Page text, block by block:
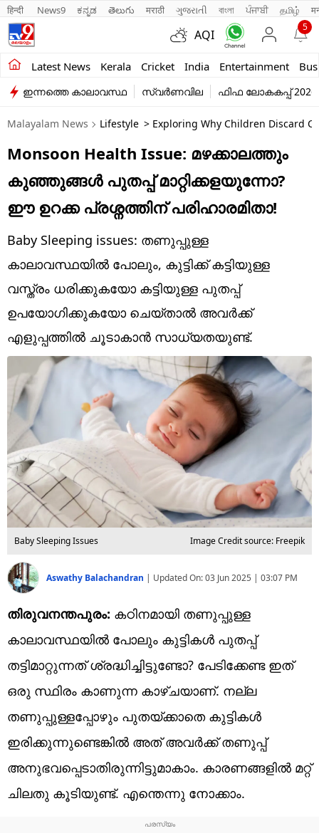
हिन्दी News9 ಕನ್ನಡ తెలుగు मराठी ગુજરાતી বাংলা ਪੰਜਾਬੀ தமிழ்
AQI
5
Latest News Kerala Cricket India Entertainment
Kerala
India
Entertainment
Business
Education
Lifestyle
world
Technology
Religion
Web Story
Photo
Short Videos
ഇന്നത്തെ കാലാവസ്ഥ സ്വർണവില ഫിഫ ലോകകപ്പ് 2026
Malayalam News Lifestyle > Exploring Why Children Discard
Monsoon Health Issue: മഴക്കാലത്തും
കുഞ്ഞുങ്ങൾ പുതപ്പ് മാറ്റിക്കളയുന്നോ?
ഈ ഉറക്ക പ്രശ്നത്തിന് പരിഹാരമിതാ!
Baby Sleeping issues: തണുപ്പുള്ള
കാലാവസ്ഥയിൽ പോലും, കുട്ടിക്ക് കട്ടിയുള്ള
വസ്ത്രം ധരിക്കുകയോ കട്ടിയുള്ള പുതപ്പ്
ഉപയോഗിക്കുകയോ ചെയ്താൽ അവർക്ക്
എളുപ്പത്തിൽ ചൂടാകാൻ സാധ്യതയുണ്ട്.
Baby Sleeping Issues Image Credit source: Freepik
Aswathy Balachandran | Updated On:03 Jun 2025 | 03:07 PM
തിരുവനന്തപുരം: കഠിനമായി തണുപ്പുള്ള
കാലാവസ്ഥയിൽ പോലും കുട്ടികൾ പുതപ്പ്
തട്ടിമാറ്റുന്നത് ശ്രദ്ധിച്ചിട്ടുണ്ടോ? പേടിക്കേണ്ട ഇത്
ഒരു സ്ഥിരം കാണുന്ന കാഴ്ചയാണ്. നല്ല
തണുപ്പുള്ളപ്പോഴും പുതയ്ക്കാതെ കുട്ടികൾ
ഇരിക്കുന്നുണ്ടെങ്കിൽ അത് അവർക്ക് തണുപ്പ്
അനുഭവപ്പെടാതിരുന്നിട്ടുമാകാം. കാരണങ്ങളിൽ മറ്റ്
ചിലതു കൂടിയുണ്ട്. എന്തെന്നു നോക്കാം.